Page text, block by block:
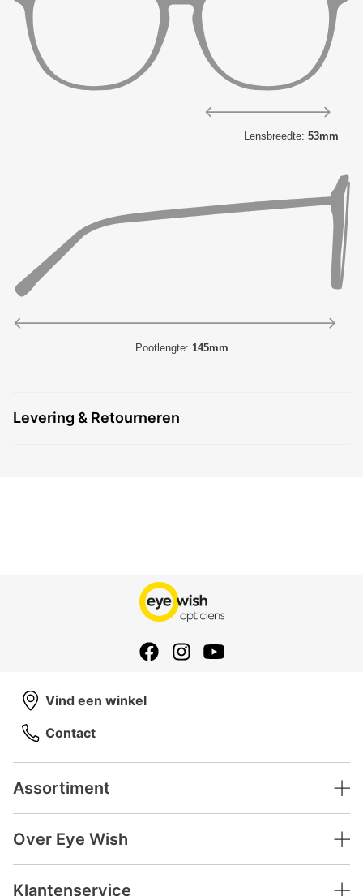
Lensbreedte: 53mm
Pootlengte: 145mm
Levering & Retourneren
Assortiment
Over Eye Wish
Klantenservice
Vind een winkel
Contact